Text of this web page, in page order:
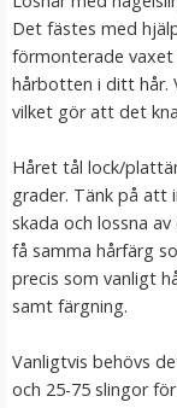
Det fästes med
förmonterade vaxet
hårbotten i ditt hår.
vilket gör att det
Håret tål lock/
grader. Tänk på att
skada och lossna
få samma hårfärg
precis som vanligt
samt färgning.
Vanligtvis behövs
och 25-75 slingor